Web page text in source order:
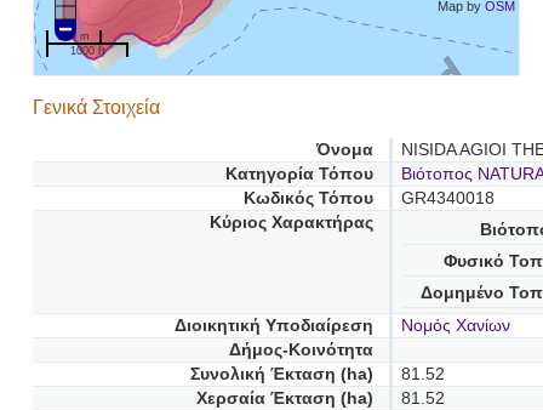
Map byOSM
200 m
1000 ft
Γενικά Στοιχεία
Όνομα
NISIDA AGIOI
Κατηγορία Τόπου
Βιότοπος
Κωδικός Τόπου
GR4340018
Κύριος Χαρακτήρας
Φυσικό
Δομημένο
Διοικητική Υποδιαίρεση
Νομός Χανίων
Δήμος-Κοινότητα
Συνολική Έκταση (ha)
81.52
Χερσαία Έκταση (ha)
81.52